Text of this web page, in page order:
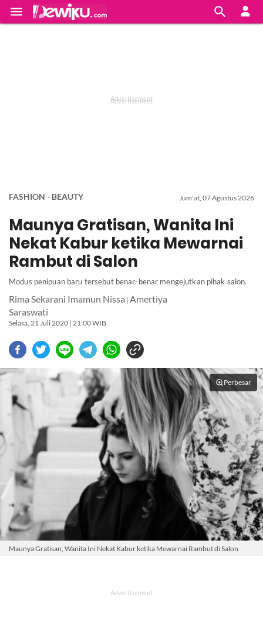
 
FASHION - BEAUTY Jum'at, 07 Agustus 2026
Maunya Gratisan, Wanita Ini
Nekat Kabur ketika Mewarnai
Rambut di Salon
Modus penipuan baru tersebut benar-benar mengejutkan pihak salon.
Rima Sekarani Imamun Nissa | Amertiya
Saraswati
Selasa, 21 Juli 2020 | 21:00 WIB
Perbesar
Maunya Gratisan, Wanita Ini Nekat Kabur ketika Mewarnai Rambut di Salon